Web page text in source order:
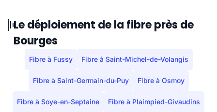
Le déploiement de la fibre près de
Bourges
Fibre à Fussy Fibre à Saint-Michel-de-Volangis
Fibre à Saint-Germain-du-Puy Fibre à Osmoy
Fibre à Soye-en-Septaine Fibre à Plaimpied-Givaudins